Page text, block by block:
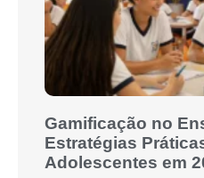
Gamificação no
Estratégias
Adolescentes em